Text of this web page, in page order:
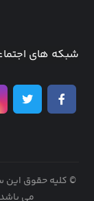
شبکه های
© کلیه حقوق این
می